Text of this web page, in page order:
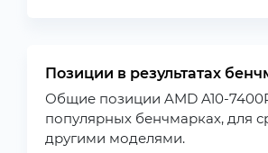
Позиции в результатах
Общие позиции AMD A10-
популярных бенчмарках, для
другими моделями.